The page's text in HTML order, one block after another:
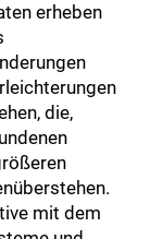
erheben
die,
mit dem